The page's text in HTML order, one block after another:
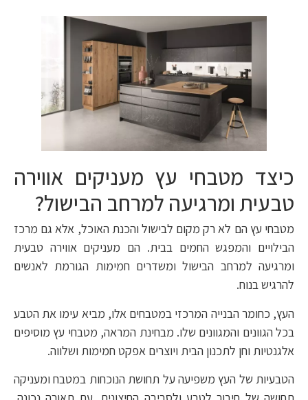
כיצד מטבחי עץ מעניקים אווירה
טבעית ומרגיעה למרחב הבישול?
מטבחי עץ הם לא רק מקום לבישול והכנת האוכל, אלא גם מרכז
הבילויים והמפגש החמים בבית. הם מעניקים אווירה טבעית
ומרגיעה למרחב הבישול ומשדרים חמימות הגורמת לאנשים
להרגיש בנוח.
העץ, כחומר הבנייה המרכזי במטבחים אלו, מביא עימו את הטבע
בכל הגוונים והמגוונים שלו. מבחינת המראה, מטבחי עץ מוסיפים
אלגנטיות וחן לתכנון הבית ויוצרים אפקט חמימות ושלווה.
הטבעיות של העץ משפיעה על תחושת הנוכחות במטבח ומעניקה